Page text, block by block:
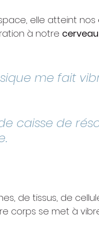
elle atteint nos
à notre cerveau
me fait
caisse de
de tissus, de
corps se met à